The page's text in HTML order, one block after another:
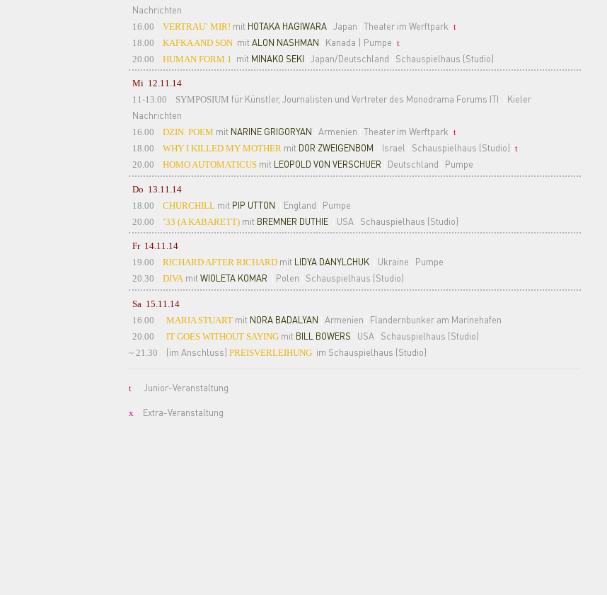
Nachrichten
16.00 VERTRAU` MIR! mit HOTAKA HAGIWARA Japan Theater im Werftpark t
18.00
KAFKA AND SON mitALON NASHMAN Kanada | Pumpe t
20.00
HUMAN FORM 1 mit MINAKO SEKI Japan/Deutschland Schauspielhaus (Studio)
Mi 12.11.14
11-13.00
SYMPOSIUM für Künstler, Journalisten und Vertreter des Monodrama Forums ITI
Kieler
Nachrichten
16.00 DZIN. POEM mit NARINE GRIGORYAN Armenien Theater im Werftpark t
18.00
WHY I KILLED MY MOTHER mit DOR ZWEIGENBOM Israel Schauspielhaus (Studio) t
20.00
HOMO AUTOMATICUS mit LEOPOLD VON VERSCHUER Deutschland Pumpe
Do 13.11.14
18.00
CHURCHILL mit PIP UTTON England Pumpe
20.00 ’33 (A KABARETT) mit BREMNER DUTHIE USA Schauspielhaus (Studio)
Fr 14.11.14
19.00
RICHARD AFTER RICHARD mit LIDYA DANYLCHUK Ukraine Pumpe
20.30 DIVAmitWIOLETA KOMAR Polen Schauspielhaus (Studio)
Sa 15.11.14
16.00
MARIA STUART mit NORA BADALYAN Armenien Flandernbunker am Marinehafen
20.00 IT GOES WITHOUT SAYING mit BILL BOWERS USA Schauspielhaus (Studio)
~ 21.30 (im Anschluss) PREISVERLEIHUNG im Schauspielhaus (Studio)
t Junior-Veranstaltung
x Extra-Veranstaltung